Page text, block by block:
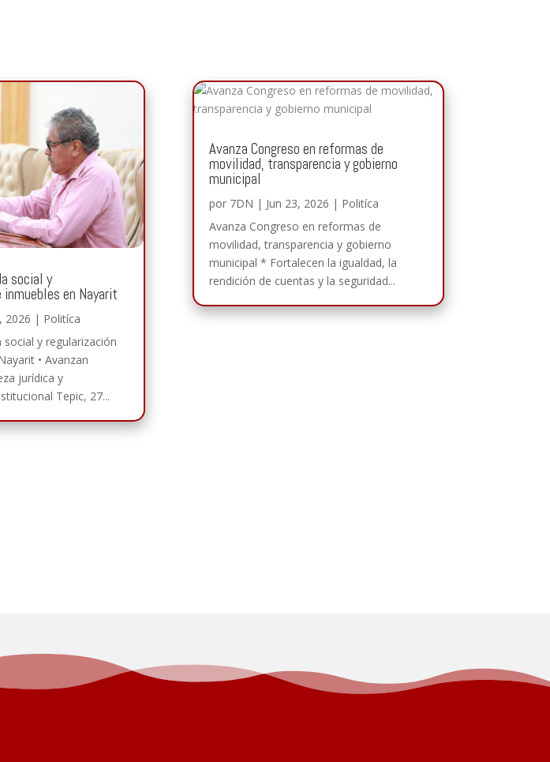
social y
en Nayarit
2026 | Politíca
social y regularización
• Avanzan
jurídica y
Tepic, 27...
Avanza Congreso en reformas de
movilidad, transparencia y gobierno
municipal
por 7DN | Jun 23, 2026 | Politíca
Avanza Congreso en reformas de
movilidad, transparencia y gobierno
municipal * Fortalecen la igualdad, la
rendición de cuentas y la seguridad...